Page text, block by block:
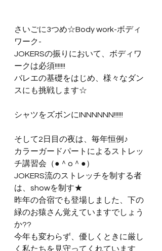
さいごに3つめ☆Body work-ボディ
ワーク-
JOKERSの振りにおいて、ボディワ
ークは必須!!!!!!!
バレエの基礎をはじめ、様々なダン
スにも挑戦します☆
シャツをズボンにINNNNNN!!!!!!
そして2日目の夜は、毎年恒例♪
カラーガードパートによるストレッ
チ講習会（●＾o＾●）
JOKERS流のストレッチを制する者
は、showを制す★
昨年の合宿でも登場しました、下の
緑のお猿さん覚えていますでしょう
か??
今年も変わらず、優しくときに厳し
く私たちを見守ってくれています